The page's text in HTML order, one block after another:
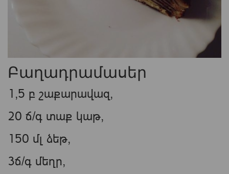
Բաղադրամասեր
1,5 բ շաքարավազ,
20 ճ/գ տաք կաթ,
150 մլ ձեթ,
3ճ/գ մեղր,